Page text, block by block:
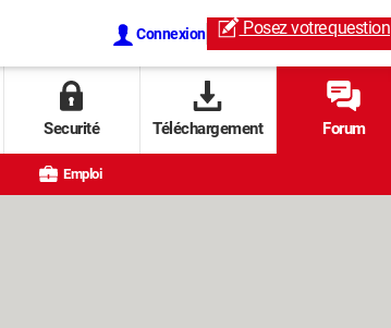
Connexion Posez votrequestion
Securité Téléchargement Forum
Emploi